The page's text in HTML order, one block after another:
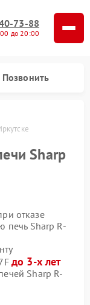
73-88
до 20:00
Позвонить
Sharp
отказе
печь Sharp R-
до 3-х лет
Sharp R-